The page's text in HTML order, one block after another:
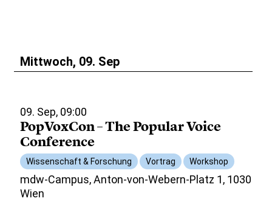
Mittwoch, 09. Sep
09. Sep, 09:00
PopVoxCon – The Popular Voice
Conference
Wissenschaft & Forschung Vortrag Workshop
mdw-Campus, Anton-von-Webern-Platz 1, 1030
Wien